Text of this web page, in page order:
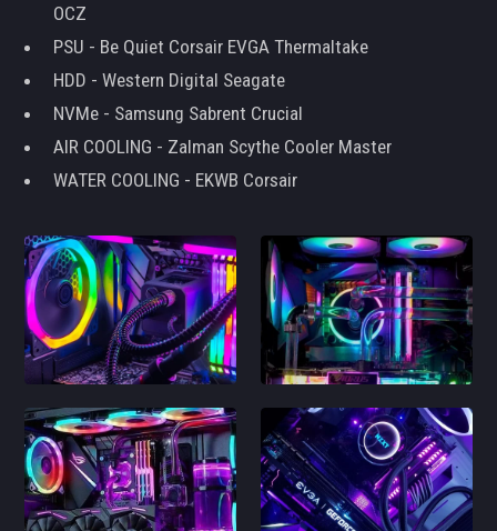
OCZ
PSU - Be Quiet Corsair EVGA Thermaltake
HDD - Western Digital Seagate
NVMe - Samsung Sabrent Crucial
AIR COOLING - Zalman Scythe Cooler Master
WATER COOLING - EKWB Corsair